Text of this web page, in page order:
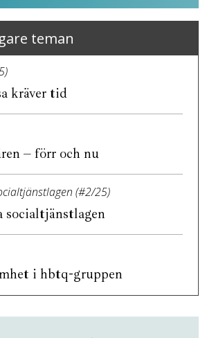
teman
kräver tid
– förr och nu
(#2/25)
socialtjänstlagen
i hbtq-gruppen